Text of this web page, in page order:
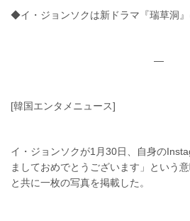
◆イ・ジョンソクは新ドラマ『瑞草洞
—
[韓国エンタメニュース]
イ・ジョンソクが1月30日、自身の
ましておめでとうございます」という
と共に一枚の写真を掲載した。